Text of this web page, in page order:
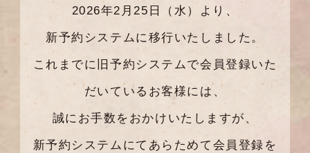
2026年2月25日（水）より、
新予約システムに移行いたしました。
これまでに旧予約システムで会員登録いた
だいているお客様には、
誠にお手数をおかけいたしますが、
新予約システムにてあらためて会員登録を